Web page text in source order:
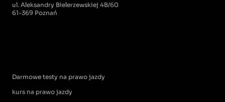
ul. Aleksandry Bielerzewskiej 4B/60
61-369 Poznań
Darmowe testy na prawo jazdy
kurs na prawo jazdy